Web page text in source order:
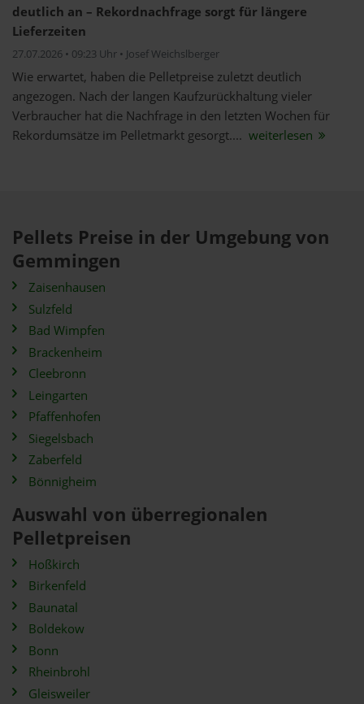
deutlich an – Rekordnachfrage sorgt für längere
Lieferzeiten
27.07.2026 • 09:23 Uhr • Josef Weichslberger
Wie erwartet, haben die Pelletpreise zuletzt deutlich
angezogen. Nach der langen Kaufzurückhaltung vieler
Verbraucher hat die Nachfrage in den letzten Wochen für
Rekordumsätze im Pelletmarkt gesorgt.... weiterlesen
Pellets Preise in der Umgebung von
Gemmingen
Zaisenhausen
Sulzfeld
Bad Wimpfen
Brackenheim
Cleebronn
Leingarten
Pfaffenhofen
Siegelsbach
Zaberfeld
Bönnigheim
Auswahl von überregionalen
Pelletpreisen
Hoßkirch
Birkenfeld
Baunatal
Boldekow
Bonn
Rheinbrohl
Gleisweiler